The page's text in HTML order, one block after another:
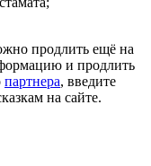
продлить ещё на
и продлить
партнера, введите
на сайте.